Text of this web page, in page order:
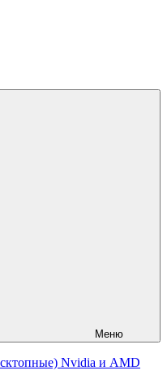
Меню
Nvidia и AMD